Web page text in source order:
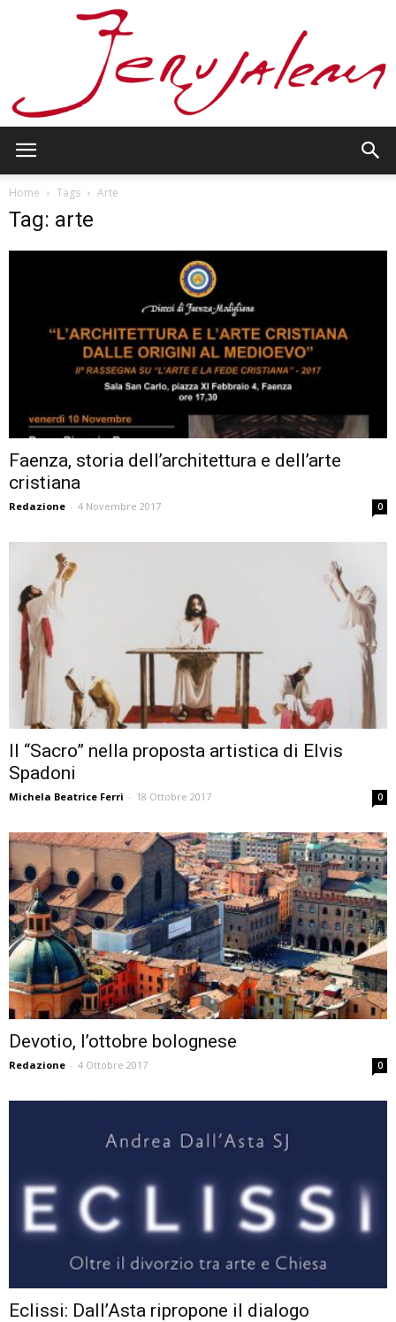
Home Tags Arte
Tag: arte
Faenza, storia dell’architettura e dell’arte
cristiana
Redazione - 4 Novembre 2017 0
Il “Sacro” nella proposta artistica di Elvis
Spadoni
Michela Beatrice Ferri - 18 Ottobre 2017 0
Devotio, l’ottobre bolognese
Redazione - 4 Ottobre 2017 0
Eclissi: Dall’Asta ripropone il dialogo